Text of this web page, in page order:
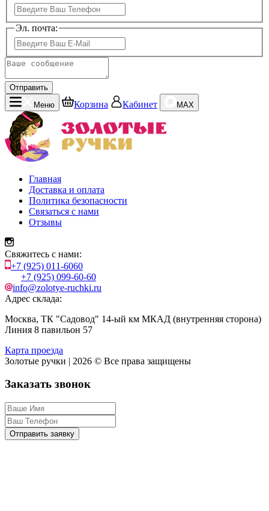
Эл. почта:
Отправить
Меню
Корзина Кабинет MAX
Главная
Доставка и оплата
Политика безопасности
Связаться с нами
Отзывы
Свяжитесь с нами:
+7 (925) 011-6060
+7 (925) 099-60-60
info@zolotye-ruchki.ru
Адрес склада:
Москва, ТК "Садовод" 14-ый км МКАД (внутренняя сторона)
Линия 8 павильон 57
Карта проезда
Золотые ручки | 2026 © Все права защищены
Заказать звонок
Отправить заявку